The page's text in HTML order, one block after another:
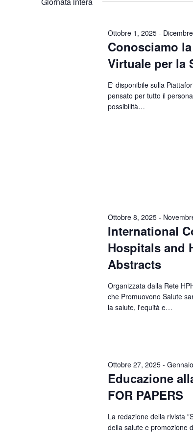
Parola
Conosciamo
Virtuale per la
Ottobre 1, 2025-
E' disponibile sulla
pensato per tutto il
possibilità…
International
Hospitals and
Abstracts
Ottobre 8, 2025-
Organizzata dalla Rete
che Promuovono Salute
la salute, l'equità e…
Educazione
FOR PAPERS
Ottobre 27, 2025-
La redazione della rivista
della salute e promozione